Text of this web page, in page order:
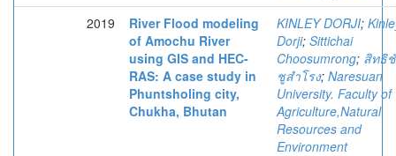
2019
River Flood modeling
of Amochu River
using GIS and HEC-
RAS: A case study in
Phuntsholing city,
Chukha, Bhutan
KINLEY DORJI;
Dorji; Sittichai
Choosumrong; สิทธิ
ชูสำโรง; Naresuan
University. Faculty of
Agriculture,Natural
Resources and
Environment